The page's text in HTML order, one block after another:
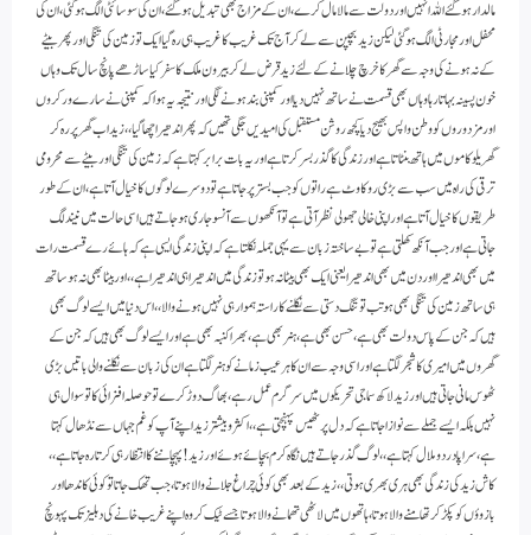
مالدار ہو گئے اللہ انہیں اور دولت سے مالا مال کرے ، ان کے مزاج بھی تبدیل ہو گئے ، ان کی سوسائٹی الگ ہو گئی، ان کی
محفل اور مجارٹی الگ ہو گئی لیکن زید بچپن سے لے کر آج تک غریب کا غریب ہی رہ گیا ایک تو زمین کی تنگی اور پھر بیٹے
کے نہ ہونے کی وجہ سے گھر کا خرچ چلانے کے لئے زید قرض لے کر بیرون ملک کا سفر کیا ساڑھے پانچ سال تک وہاں
خون پسینہ بہاتا رہا وہاں بھی قسمت نے ساتھ نہیں دیا اور کمپنی بند ہونے لگی اور نتیجہ یہ ہوا کہ کمپنی نے سارے ورکروں
اور مزدوروں کو وطن واپس بھیج دیا کچھ روشن مستقبل کی امیدیں جگی تھیں کہ پھر اندھیرا چھاگیا،، زید اب گھر پر رہ کر
گھریلو کاموں میں ہاتھ بنٹاتا ہے اور زندگی کا گذر بسر کرتا ہے اور یہ بات برابر کہتا ہے کہ زمین کی تنگی اور بیٹے سے محرومی
ترقی کی راہ میں سب سے بڑی روکاوٹ ہے راتوں کو جب بستر پر جاتاہے تو دوسرے لوگوں کا خیال آتا ہے، ان کے طور
طریقوں کا خیال آتا ہے اور اپنی خالی جھولی نظر آتی ہے تو آنکھوں سے آنسو جاری ہوجاتے ہیں اسی حالت میں نیند لگ
جاتی ہے اور جب آنکھ کھلتی ہے تو بے ساختہ زبان سے یہی جملہ نکلتا ہے کہ اپنی زندگی ایسی ہے کہ ہائے رے قسمت رات
میں بھی اندھیرا اور دن میں بھی اندھیرا یعنی ایک بھی بیٹا نہ ہو تو زندگی میں اندھیرا ہی اندھیرا ہے،، اور بیٹا بھی نہ ہو ساتھ
ہی ساتھ زمین کی تنگی بھی ہو تب تو تنگ دستی سے نکلنے کا راستہ ہموار ہی نہیں ہونے والا،، اس دنیا میں ایسے لوگ بھی
ہیں کہ جن کے پاس دولت بھی ہے، حسن بھی ہے، ہنر بھی ہے، بھرا کنبہ بھی ہے اور ایسے لوگ بھی ہیں کہ جن کے
گھروں میں امیری کا شجر لگتاہے اور اسی وجہ سے ان کا ہر عیب زمانے کو ہنر لگتا ہے ان کی زبان سے نکلنے والی باتیں بڑی
ٹھوس مانی جاتی ہیں اور زید لاکھ سماجی تحریکوں میں سرگرم عمل رہے ، بھاگ دوڑ کرے تو حوصلہ افزائی کا تو سوال ہی
نہیں بلکہ ایسے جملے سے نوازا جاتاہے کہ دل پر ٹھیس پہنچتی ہے ،، اکثر و بیشتر زید اپنے آپ کو غم جہاں سے نڈھال کہتا
ہے، سراپا درد و ملال کہتا ہے،، لوگ گذر جاتے ہیں نگاہ کرم بچائے ہوئے اور زید! پہچاننے کا انتظار ہی کرتا رہ جاتاہے،،
کاش زید کی زندگی بھی ہری بھری ہو تی ،، زید کے بعد بھی کوئی چراغ جلانے والا ہوتا، جب تھک جاتا تو کوئی کاندھا اور
بازوؤں کو پکڑ کر تھامنے والا ہوتا، ہاتھوں میں لاٹھی تھما نے والا ہوتاجسے ٹیک کر وہ اپنے غریب خانے کی دہلیز تک پہونچ